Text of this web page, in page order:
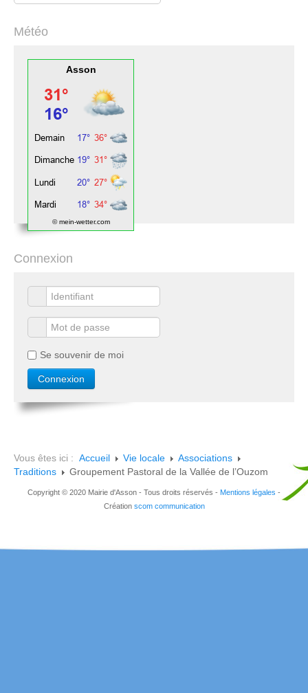
Météo
Asson
© mein-wetter.com
Connexion
Se souvenir de moi
Vous êtes ici : Accueil Vie locale
Associations
Traditions
Groupement Pastoral de la Vallée de l’Ouzom
Copyright © 2020 Mairie d'Asson - Tous droits réservés - Mentions légales -
Création scom communication